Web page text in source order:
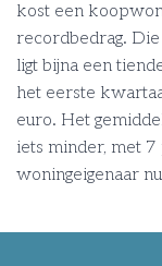
kost een
recordbedrag.
ligt bijna een
het eerste
euro. Het
iets minder, met
woningeigenaar